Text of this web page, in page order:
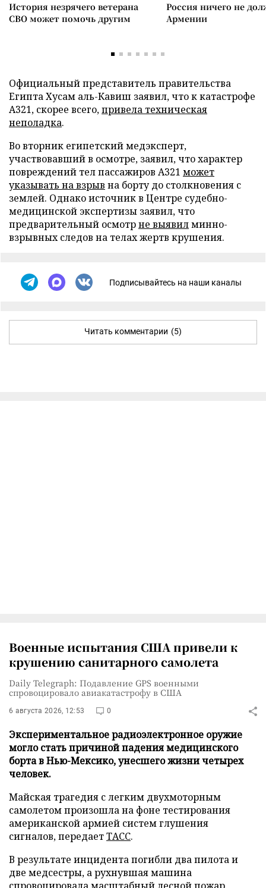
История незрячего ветерана
СВО может помочь другим
Россия ничего не
Армении
Официальный представитель правительства
Египта Хусам аль-Кавиш заявил, что к катастрофе
А321, скорее всего,привела техническая
неполадка.
Во вторник египетский медэксперт,
участвовавший в осмотре, заявил, что характер
повреждений тел пассажиров A321 может
указывать на взрыв на борту до столкновения с
землей. Однако источник в Центре судебно-
медицинской экспертизы заявил, что
предварительный осмотрне выявилминно-
взрывных следов на телах жертв крушения.
Подписывайтесь на наши каналы
Читать комментарии (5)
Военные испытания США привели к
крушению санитарного самолета
Daily Telegraph: Подавление GPS военными
спровоцировало авиакатастрофу в США
6 августа 2026, 12:53 0
Экспериментальное радиоэлектронное оружие
могло стать причиной падения медицинского
борта в Нью-Мексико, унесшего жизни четырех
человек.
Майская трагедия с легким двухмоторным
самолетом произошла на фоне тестирования
американской армией систем глушения
сигналов, передаетТАСС.
В результате инцидента погибли два пилота и
две медсестры, а рухнувшая машина